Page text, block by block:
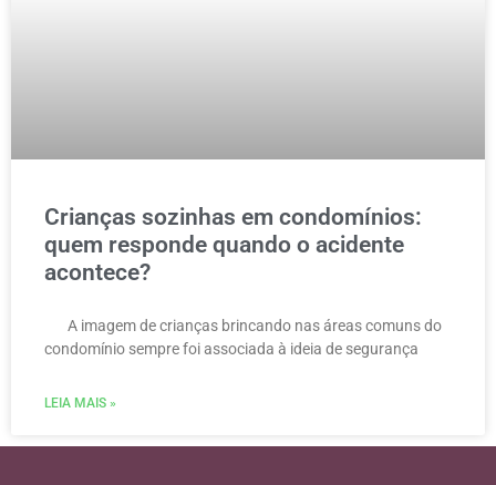
Crianças sozinhas em condomínios:
quem responde quando o acidente
acontece?
A imagem de crianças brincando nas áreas comuns do
condomínio sempre foi associada à ideia de segurança
LEIA MAIS »